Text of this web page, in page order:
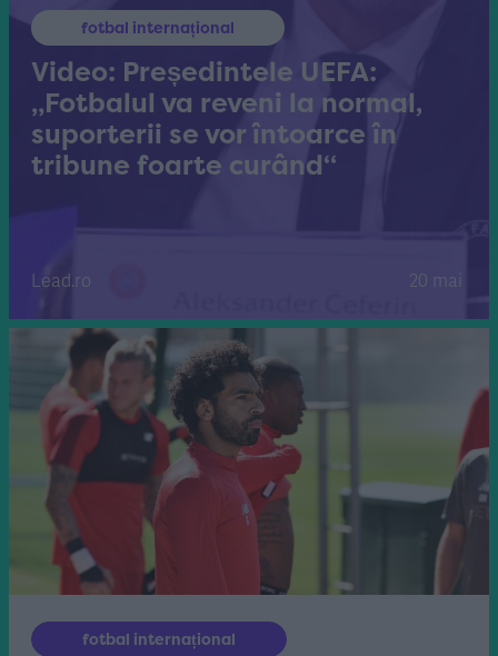
fotbal internațional
Video: Președintele UEFA:
„Fotbalul va reveni la normal,
suporterii se vor întoarce în
tribune foarte curând“
Lead.ro 20 mai
fotbal internațional